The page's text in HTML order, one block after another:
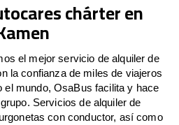
chárter en
el mejor servicio de alquiler de
la confianza de miles de viajeros
el mundo, OsaBus facilita y hace
Servicios de alquiler de
con conductor, así como